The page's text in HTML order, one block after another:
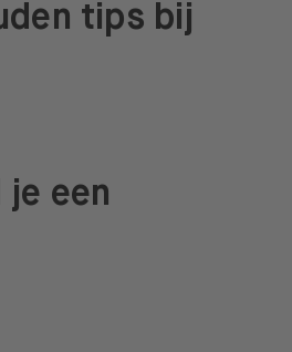
tips bij
je een